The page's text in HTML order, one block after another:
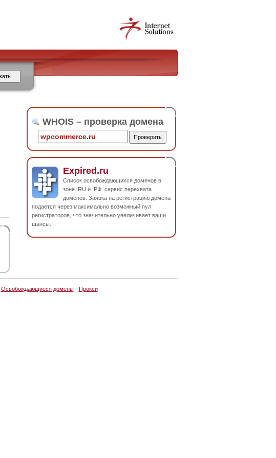
WHOIS – проверка домена
Expired.ru
Список освобождающихся доменов в
зоне .RU и .РФ, сервис перехвата
доменов. Заявка на регистрацию домена
подается через максимально возможный пул
регистраторов, что значительно увеличивает ваши
шансы.
Освобождающиеся домены· Прокси